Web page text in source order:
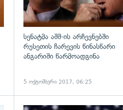
სენატმა აშშ-ის არჩევნებში
რუსეთის ჩარევის წინასწარი
ანგარიში წარმოადგინა
5 ოქტომბერი 2017, 06:25